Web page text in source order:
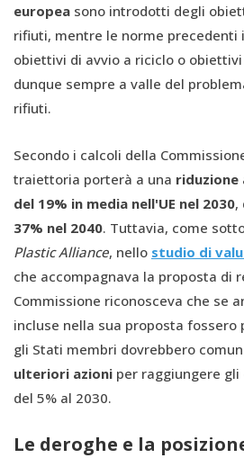
europea sono introdotti degli
rifiuti, mentre le norme precedenti
obiettivi di avvio a riciclo o
dunque sempre a valle del
rifiuti.
Secondo i calcoli della
traiettoria porterà a una riduzione
del 19% in media nell'UE nel 2030,
37% nel 2040. Tuttavia, come
Plastic Alliance, nello studio di
che accompagnava la proposta di
Commissione riconosceva che se
incluse nella sua proposta
gli Stati membri dovrebbero
ulteriori azioni per raggiungere
del 5% al 2030.
Le deroghe e la